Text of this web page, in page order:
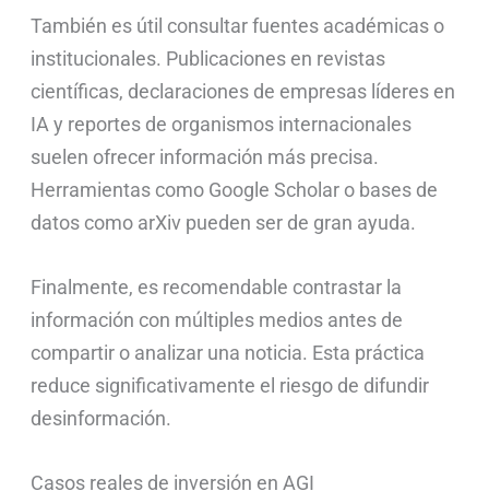
También es útil consultar fuentes académicas o
institucionales. Publicaciones en revistas
científicas, declaraciones de empresas líderes en
IA y reportes de organismos internacionales
suelen ofrecer información más precisa.
Herramientas como Google Scholar o bases de
datos como arXiv pueden ser de gran ayuda.
Finalmente, es recomendable contrastar la
información con múltiples medios antes de
compartir o analizar una noticia. Esta práctica
reduce significativamente el riesgo de difundir
desinformación.
Casos reales de inversión en AGI